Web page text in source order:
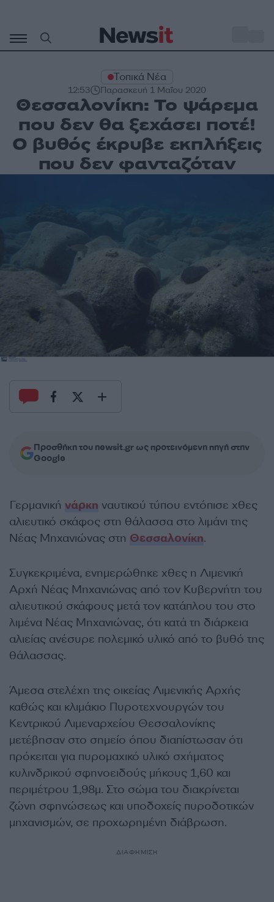
περιεχόμενο
Τοπικά Νέα
12:53 Παρασκευή 1 Μαΐου 2020
Θεσσαλονίκη: Το ψάρεμα
που δεν θα ξεχάσει ποτέ!
Ο βυθός έκρυβε εκπλήξεις
που δεν φανταζόταν
Προσθήκη του newsit.gr ως προτεινόμενη πηγή στην
Google
Γερμανική νάρκη ναυτικού τύπου εντόπισε χθες
αλιευτικό σκάφος στη θάλασσα στο λιμάνι της
Νέας Μηχανιώνας στη Θεσσαλονίκη.
Συγκεκριμένα, ενημερώθηκε χθες η Λιμενική
Αρχή Νέας Μηχανιώνας από τον Κυβερνήτη του
αλιευτικού σκάφους μετά τον κατάπλου του στο
λιμένα Νέας Μηχανιώνας, ότι κατά τη διάρκεια
αλιείας ανέσυρε πολεμικό υλικό από το βυθό της
θάλασσας.
Άμεσα στελέχη της οικείας Λιμενικής Αρχής
καθώς και κλιμάκιο Πυροτεχνουργών του
Κεντρικού Λιμεναρχείου Θεσσαλονίκης
μετέβησαν στο σημείο όπου διαπίστωσαν ότι
πρόκειται για πυρομαχικό υλικό σχήματος
κυλινδρικού σφηνοειδούς μήκους 1,60 και
περιμέτρου 1,98μ. Στο σώμα του διακρίνεται
ζώνη σφηνώσεως και υποδοχείς πυροδοτικών
μηχανισμών, σε προχωρημένη διάβρωση.
ΔΙΑΦΗΜΙΣΗ